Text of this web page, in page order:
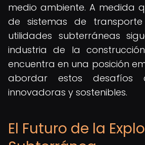
medio ambiente. A medida
de sistemas de
utilidades subterráneas
industria de la
encuentra en una posición
abordar estos desafíos
innovadoras y sostenibles.
El Futuro de la